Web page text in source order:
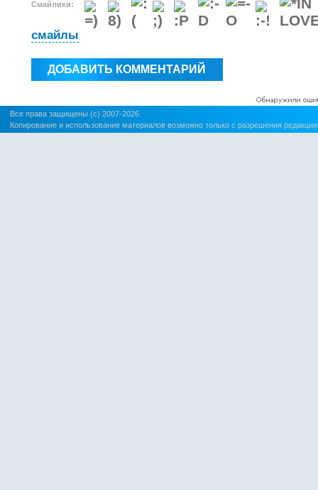
Смайлики:
смайлы
Все права защищены (c) 2007-2026.
Копирование и использование материалов возможно только с разрешения